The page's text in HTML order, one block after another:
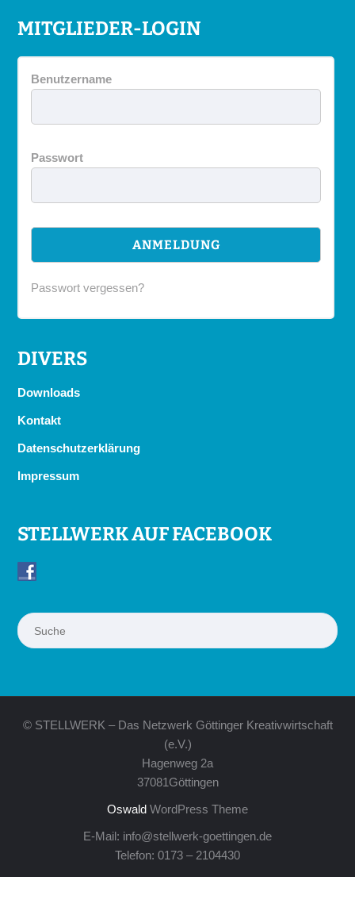
MITGLIEDER-LOGIN
Benutzername
Passwort
Passwort vergessen?
DIVERS
Downloads
Kontakt
Datenschutzerklärung
Impressum
STELLWERK AUF FACEBOOK
Suchen
© STELLWERK – Das Netzwerk Göttinger Kreativwirtschaft
(e.V.)
Hagenweg 2a
37081Göttingen
Oswald WordPress Theme
E-Mail: info@stellwerk-goettingen.de
Telefon: 0173 – 2104430